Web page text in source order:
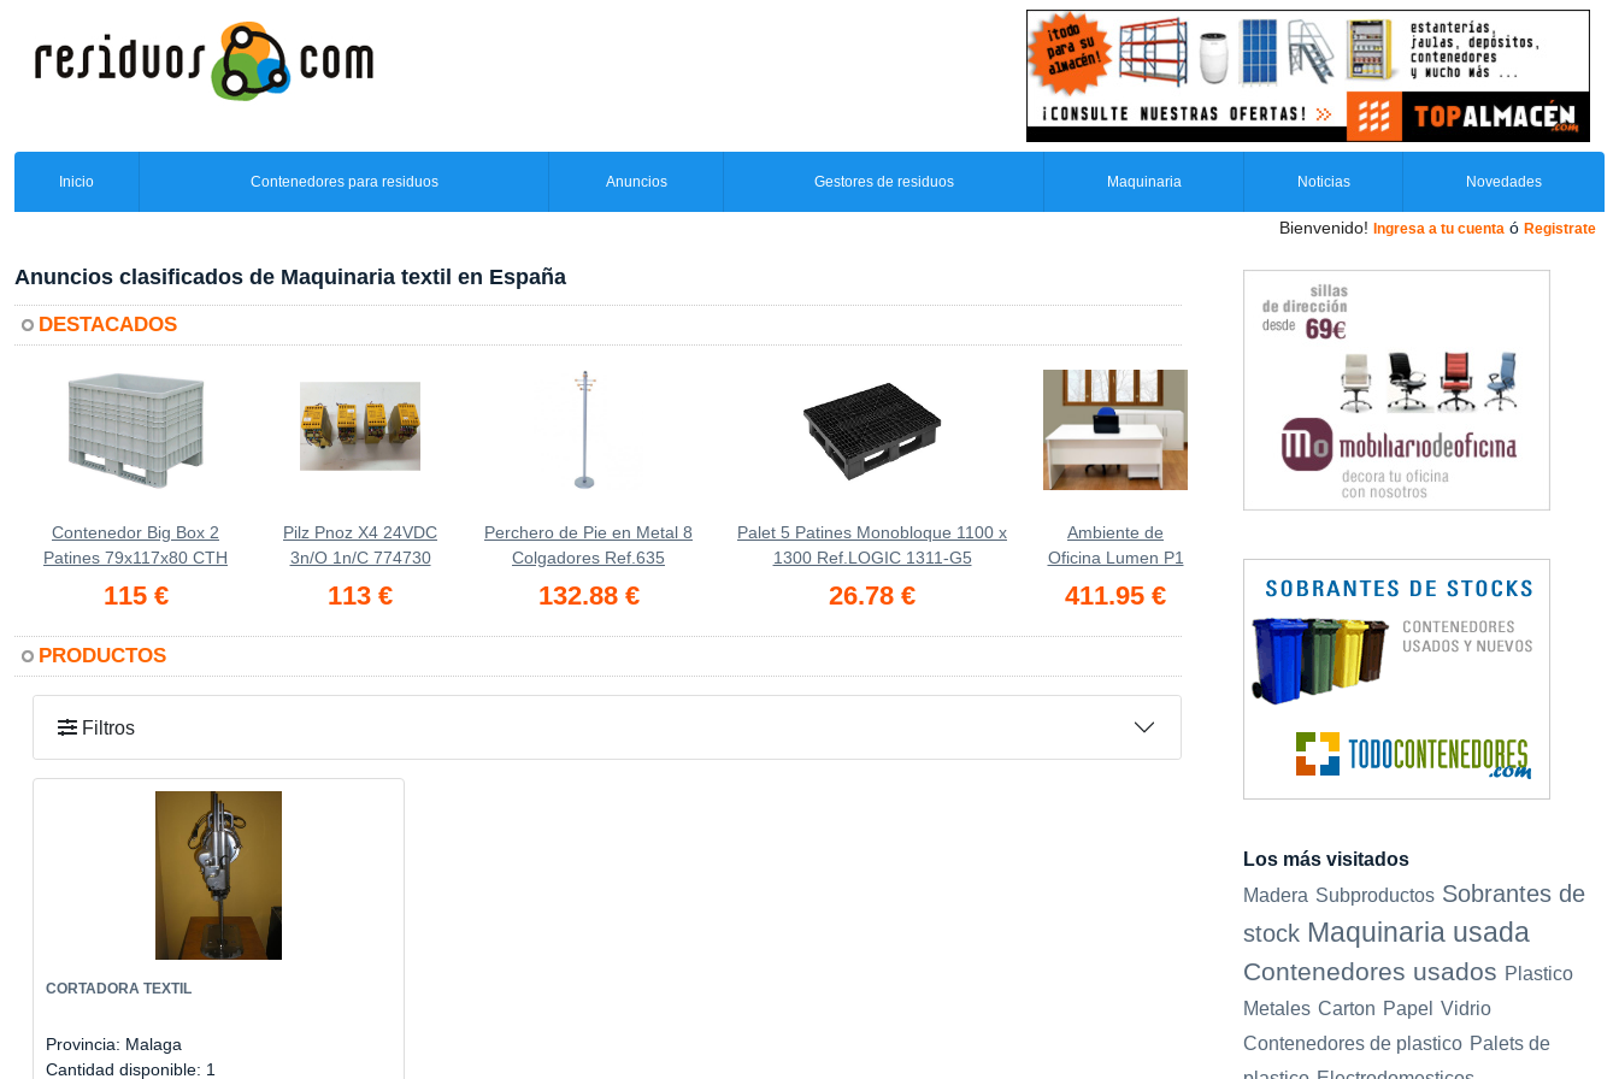
Inicio Contenedores para residuos Anuncios Gestores de residuos Maquinaria Noticias Novedades
Bienvenido! Ingresa a tu cuenta ó Registrate
Anuncios clasificados de Maquinaria textil en España
DESTACADOS
Contenedor Big Box 2
Patines 79x117x80 CTH
115 €
Pilz Pnoz X4 24VDC
3n/O 1n/C 774730
113 €
Perchero de Pie en Metal 8
Colgadores Ref.635
132.88 €
Palet 5 Patines Monobloque 1100 x
1300 Ref.LOGIC 1311-G5
26.78 €
Ambiente de
Oficina Lumen P1
411.95 €
PRODUCTOS
Filtros
CORTADORA TEXTIL
Provincia: Malaga
Cantidad disponible: 1
Los más visitados
Madera Subproductos Sobrantes de
stock Maquinaria usada
Contenedores usados Plastico
Metales Carton Papel Vidrio
Contenedores de plastico Palets de